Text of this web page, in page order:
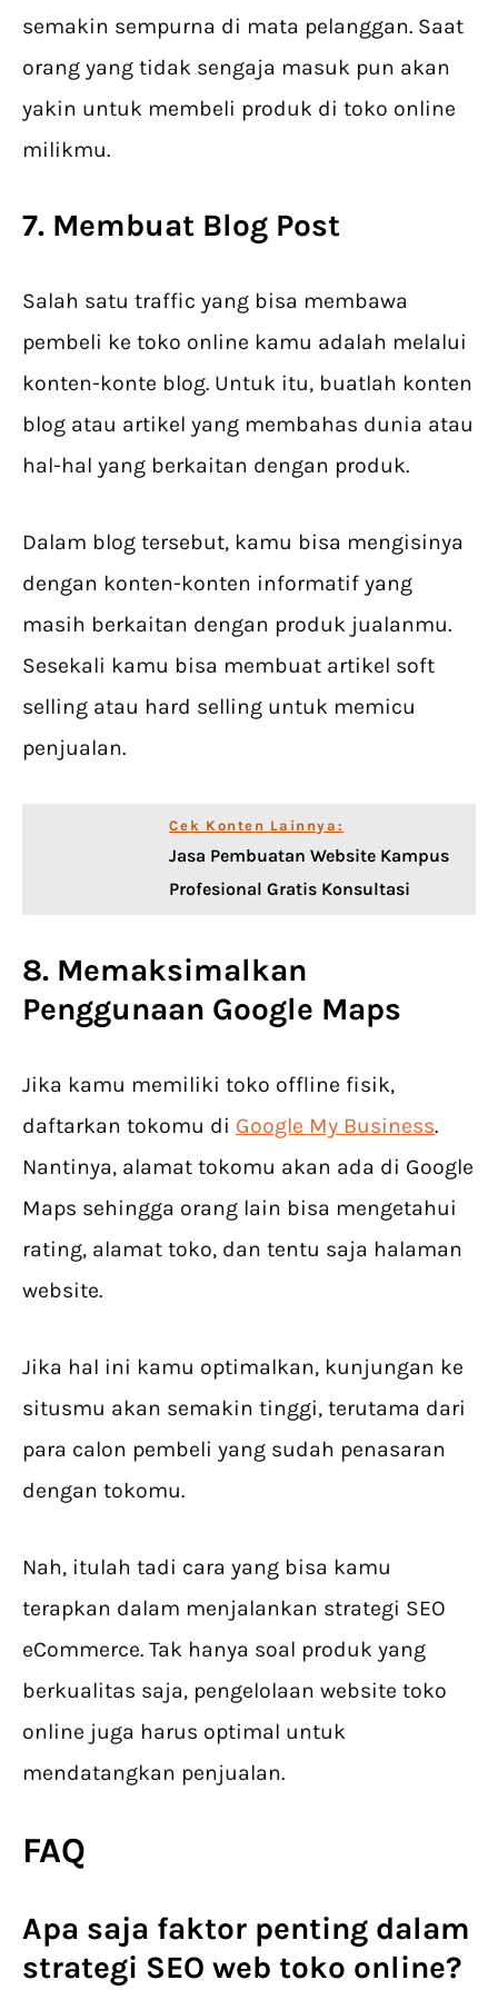
semakin sempurna di mata pelanggan. Saat
orang yang tidak sengaja masuk pun akan
yakin untuk membeli produk di toko online
milikmu.
7. Membuat Blog Post
Salah satu traffic yang bisa membawa
pembeli ke toko online kamu adalah melalui
konten-konte blog. Untuk itu, buatlah konten
blog atau artikel yang membahas dunia atau
hal-hal yang berkaitan dengan produk.
Dalam blog tersebut, kamu bisa mengisinya
dengan konten-konten informatif yang
masih berkaitan dengan produk jualanmu.
Sesekali kamu bisa membuat artikel soft
selling atau hard selling untuk memicu
penjualan.
Cek Konten Lainnya:
Jasa Pembuatan Website Kampus
Profesional Gratis Konsultasi
8. Memaksimalkan
Penggunaan Google Maps
Jika kamu memiliki toko offline fisik,
daftarkan tokomu di Google My Business.
Nantinya, alamat tokomu akan ada di Google
Maps sehingga orang lain bisa mengetahui
rating, alamat toko, dan tentu saja halaman
website.
Jika hal ini kamu optimalkan, kunjungan ke
situsmu akan semakin tinggi, terutama dari
para calon pembeli yang sudah penasaran
dengan tokomu.
Nah, itulah tadi cara yang bisa kamu
terapkan dalam menjalankan strategi SEO
eCommerce. Tak hanya soal produk yang
berkualitas saja, pengelolaan website toko
online juga harus optimal untuk
mendatangkan penjualan.
FAQ
Apa saja faktor penting dalam
strategi SEO web toko online?